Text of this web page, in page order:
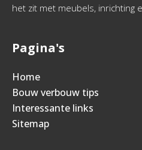
het zit met meubels, inrichting
Pagina's
Home
Bouw verbouw tips
Interessante links
Sitemap